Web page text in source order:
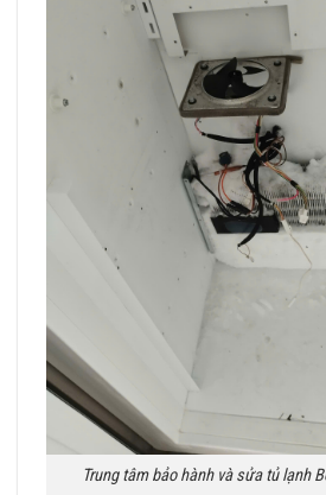
Trung tâm bảo hành và sửa tủ lạnh